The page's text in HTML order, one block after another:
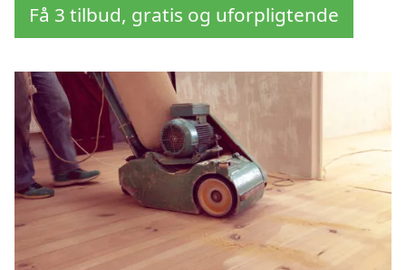
Få 3 tilbud, gratis og uforpligtende